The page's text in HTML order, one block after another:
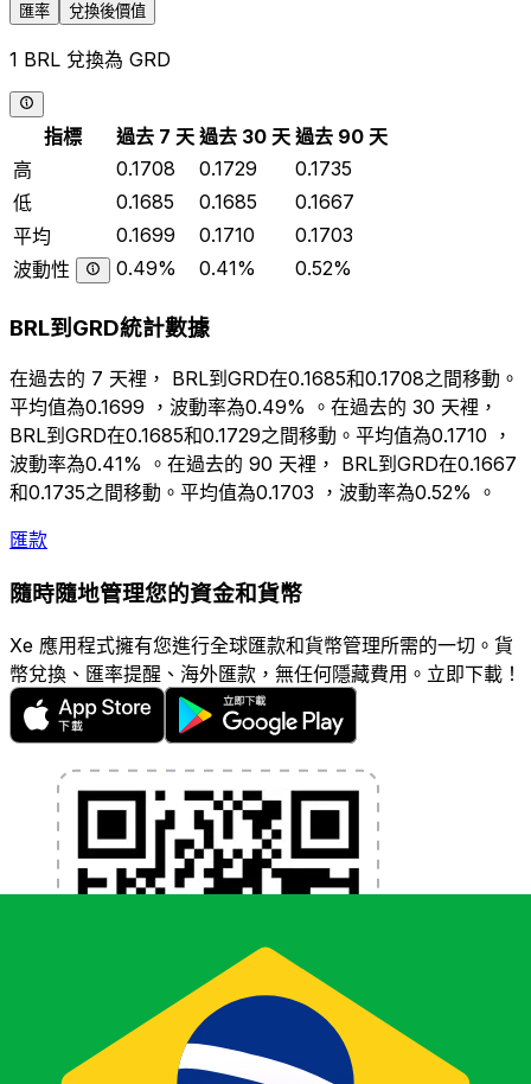
匯率 兌換後價值
1 BRL 兌換為 GRD
指標 過去 7 天 過去 30 天 過去 90 天
高
0.1708 0.1729
0.1735
低
0.1685 0.1685
0.1667
平均
0.1699 0.1710
0.1703
波動性
0.49% 0.41% 0.52%
BRL到GRD統計數據
在過去的 7 天裡， BRL到GRD在0.1685和0.1708之間移動。
平均值為0.1699 ，波動率為0.49% 。在過去的 30 天裡，
BRL到GRD在0.1685和0.1729之間移動。平均值為0.1710 ，
波動率為0.41% 。在過去的 90 天裡， BRL到GRD在0.1667
和0.1735之間移動。平均值為0.1703 ，波動率為0.52% 。
匯款
隨時隨地管理您的資金和貨幣
Xe 應用程式擁有您進行全球匯款和貨幣管理所需的一切。貨
幣兌換、匯率提醒、海外匯款，無任何隱藏費用。立即下載！